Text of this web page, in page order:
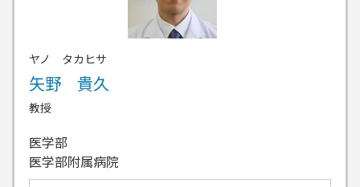
ヤノ タカヒサ
矢野 貴久
教授
医学部
医学部附属病院